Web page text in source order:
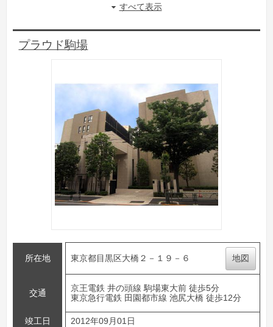
すべて表示
プラウド駒場
所在地 東京都目黒区大橋２－１９－６ 地図
交通
京王電鉄 井の頭線 駒場東大前 徒歩5分
東京急行電鉄 田園都市線 池尻大橋 徒歩12分
竣工日 2012年09月01日